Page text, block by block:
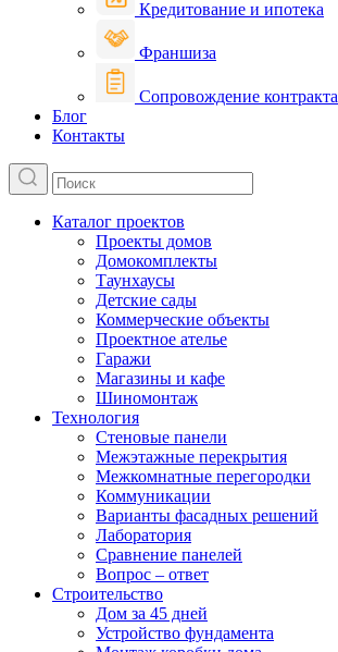
Кредитование и ипотека
Франшиза
Сопровождение контракта
Блог
Контакты
Каталог проектов
Проекты домов
Домокомплекты
Таунхаусы
Детские сады
Коммерческие объекты
Проектное ателье
Гаражи
Магазины и кафе
Шиномонтаж
Технология
Стеновые панели
Межэтажные перекрытия
Межкомнатные перегородки
Коммуникации
Варианты фасадных решений
Лаборатория
Сравнение панелей
Вопрос – ответ
Строительство
Дом за 45 дней
Устройство фундамента